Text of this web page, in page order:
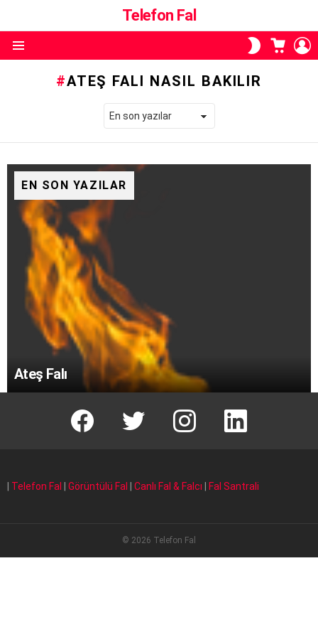
Telefon Fal
SKIN
ANAHTARI
SEPETI
ATEŞ FALI NASIL BAKILIR
EN SON YAZILAR
Ateş Falı
facebook T instagram Linkedin Fal
Telefon Fal Görüntülü Fal Canlı Fal & Falcı Fal Santrali
© 2026 Telefon Fal